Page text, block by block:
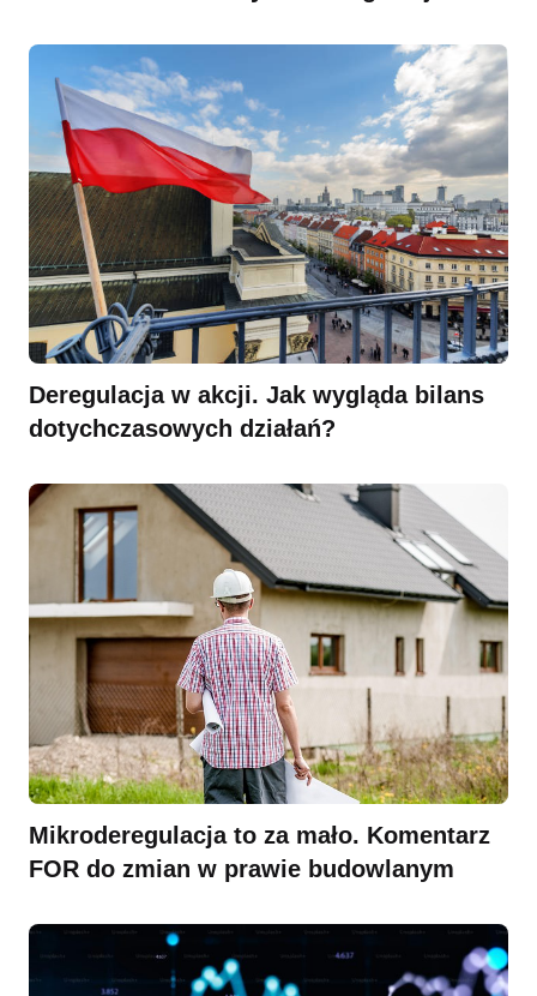
Deregulacja w akcji. Jak wygląda bilans
dotychczasowych działań?
Mikroderegulacja to za mało. Komentarz
FOR do zmian w prawie budowlanym